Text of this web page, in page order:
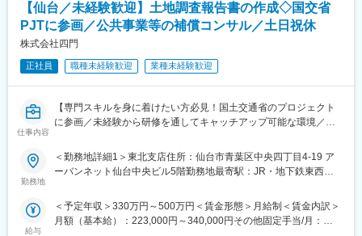
償についての説明を行いながら、用地取得を行っていく業務で
す。
■具体的には
・道路、鉄道、ダム、建設等の公共事業における用地補償業務全
・土地の調査、測量
・建物の調査、算定
に指導いたします。
見に行き、構造など図面や電気、建物の動産を調べます。これを
再建築した場合どのくらいの費用なのかを考える業務です。
【仙台／未経験歓迎】土地調査報告書の作成◇国交省
PJTに参画／公共事業等の補償コンサル／土日祝休
株式会社四門
正社員 職種未経験歓迎 業種未経験歓迎
仕事内容
【専門スキルを身に着けたい方必見！国土交通省のプロジェクト
に参画／未経験から研修を通してキャッチアップ可能な環境／資
■求人のポイント：
・報告書作成等事務経験ある方尚歓迎！官公庁案件の書類点検・
開発・査定等のスペシャリストです。
・各プロジェクト先へ単身赴任する方については、借り上げ社宅
勤務地
＜勤務地詳細1＞東北支店住所：仙台市青葉区中央四丁目4-19 ア
ーバンネット仙台中央ビル5階勤務地最寄駅：JR・地下鉄東西線
プロジェクト先住所：宮城県内、福島県内、岩手県内 受動喫煙対
策：屋内全面禁煙変更の範囲：会社の定める事業所
給与
＜予定年収＞330万円～500万円＜賃金形態＞月給制＜賃金内訳＞
月額（基本給）：223,000円～340,000円その他固定手当/月：